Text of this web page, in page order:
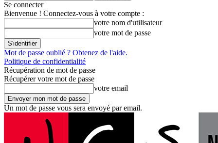
Se connecter
Bienvenue ! Connectez-vous à votre compte :
votre nom d'utilisateur
votre mot de passe
Mot de passe oublié ? Obtenez de l'aide.
Politique de confidentialité
Récupération de mot de passe
Récupérer votre mot de passe
votre email
Un mot de passe vous sera envoyé par email.